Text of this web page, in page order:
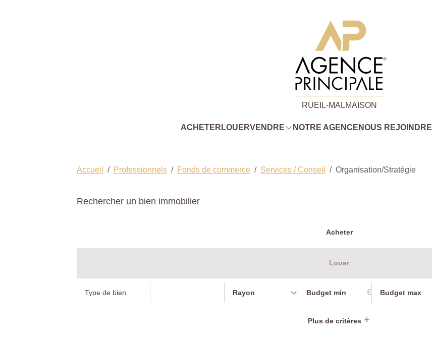
RUEIL-MALMAISON
ACHETER LOUERVENDRE NOTRE AGENCE NOUS REJOINDRE
Accueil Professionnels Fonds de commerce Services / Conseil Organisation/Stratégie
Rechercher un bien immobilier
Acheter
Louer
Rayon €
Plus de critères